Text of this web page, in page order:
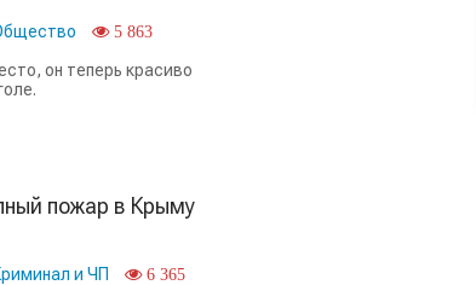
5 863
он теперь красиво
пожар в Крыму
и ЧП 6 365